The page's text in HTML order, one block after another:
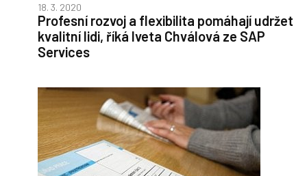
18. 3. 2020
Profesní rozvoj a flexibilita pomáhají udržet
kvalitní lidi, říká Iveta Chválová ze SAP
Services